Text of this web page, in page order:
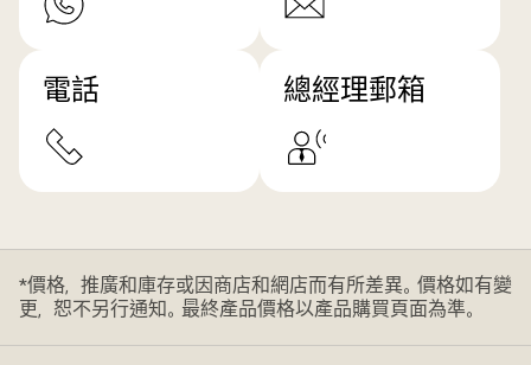
電話 總經理郵箱
*價格，推廣和庫存或因商店和網店而有所差異。價格如有變
更，恕不另行通知。最終產品價格以產品購買頁面為準。